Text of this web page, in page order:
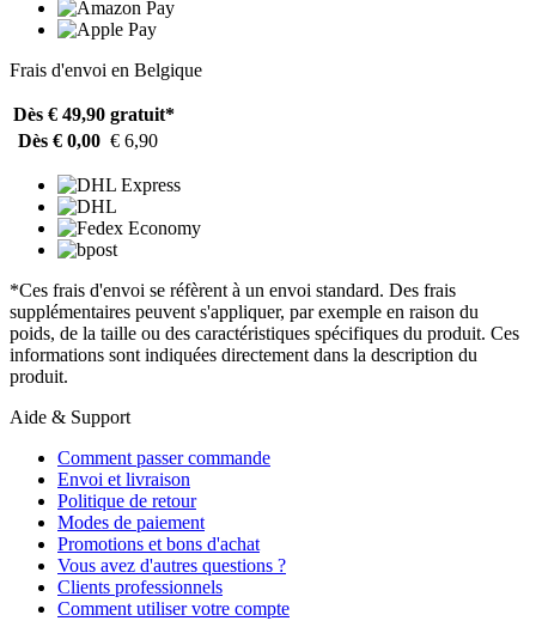
Frais d'envoi en Belgique
Dès € 49,90 gratuit*
Dès € 0,00 € 6,90
*Ces frais d'envoi se réfèrent à un envoi standard. Des frais
supplémentaires peuvent s'appliquer, par exemple en raison du
poids, de la taille ou des caractéristiques spécifiques du produit. Ces
informations sont indiquées directement dans la description du
produit.
Aide & Support
Comment passer commande
Envoi et livraison
Politique de retour
Modes de paiement
Promotions et bons d'achat
Vous avez d'autres questions ?
Clients professionnels
Comment utiliser votre compte